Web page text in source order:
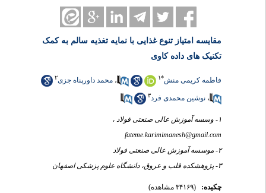
مقایسه امتیاز تنوع غذایی با نمایه تغذیه سالم به کمک
تکنیک های داده کاوی
فاطمه کریمی منش * ،محمد داورپناه جزی
،نوشین محمدی فرد
fateme.karimimanesh@gmail.com
چکیده: (۳۴۱۶۹ مشاهده)